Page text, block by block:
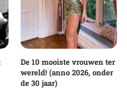
De 10 mooiste vrouwen ter
wereld! (anno 2026, onder
de 30 jaar)